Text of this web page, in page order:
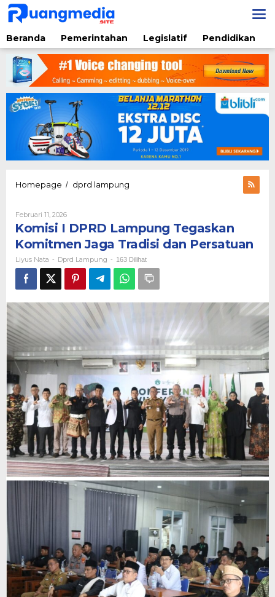
Lewati
konten
Beranda
Pemerintahan Legislatif Pendidikan
Homepage / dprd lampung
Tegaskan
Komitmen
Jaga
Tradisi
dan
Persatuan
Februari 11, 2026Oleh
Liyus
Nata
Komisi I DPRD Lampung Tegaskan
Komitmen Jaga Tradisi dan Persatuan
Liyus Nata - Dprd Lampung - 163 Dilihat